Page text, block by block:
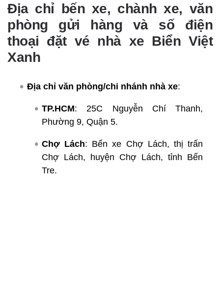
Địa chỉ bến xe, chành xe, văn
phòng gửi hàng và số điện
thoại đặt vé nhà xe Biển Việt
Xanh
Địa chỉ văn phòng/chi nhánh nhà xe:
TP.HCM: 25C Nguyễn Chí Thanh,
Phường 9, Quận 5.
Chợ Lách: Bến xe Chợ Lách, thị trấn
Chợ Lách, huyện Chợ Lách, tỉnh Bến
Tre.